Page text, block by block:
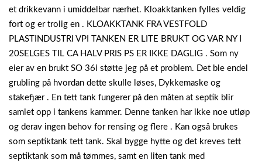
et drikkevann i umiddelbar nærhet. Kloakktanken fylles veldig
fort og er trolig en . KLOAKKTANK FRA VESTFOLD
PLASTINDUSTRI VPI TANKEN ER LITE BRUKT OG VAR NY I
20SELGES TIL CA HALV PRIS PS ER IKKE DAGLIG . Som ny
eier av en brukt SO 36i støtte jeg på et problem. Det ble endel
grubling på hvordan dette skulle løses, Dykkemaske og
stakefjær . En tett tank fungerer på den måten at septik blir
samlet opp i tankens kammer. Denne tanken har ikke noe utløp
og derav ingen behov for rensing og flere . Kan også brukes
som septiktank tett tank. Skal bygge hytte og det kreves tett
septiktank som må tømmes, samt en liten tank med